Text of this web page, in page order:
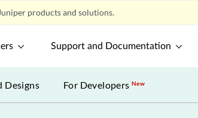
products and solutions.
Support and Documentation
Designs For DevelopersNew